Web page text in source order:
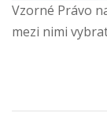
Vzorné Právo
mezi nimi